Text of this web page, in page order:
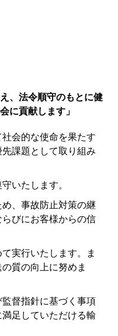
、法令順守のもとに健
に貢献します」
会的な使命を果たす
課題として取り組み
いたします。
、事故防止対策の継
びにお客様からの信
実行いたします。ま
質の向上に努めま
督指針に基づく事項
足していただける輸